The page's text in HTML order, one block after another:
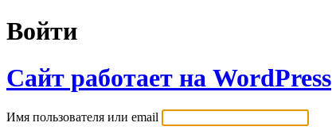
Войти
Сайт работает на WordPress
Имя пользователя или email